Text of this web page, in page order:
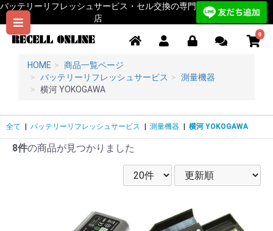
バッテリーリフレッシュサービス・セル交換の専門
店
0
HOME
商品一覧ページ
バッテリーリフレッシュサービス
測量機器
横河 YOKOGAWA
全て バッテリーリフレッシュサービス 測量機器 横河 YOKOGAWA
8件の商品が見つかりました